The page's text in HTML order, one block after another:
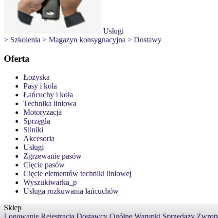
Usługi
> Szkolenia > Magazyn konsygnacyjna > Dostawy
Oferta
Łożyska
Pasy i koła
Łańcuchy i koła
Technika liniowa
Motoryzacja
Sprzęgła
Silniki
Akcesoria
Usługi
Zgrzewanie pasów
Cięcie pasów
Cięcie elementów techniki liniowej
Wyszukiwarka_p
Usługa rozkuwania łańcuchów
Sklep